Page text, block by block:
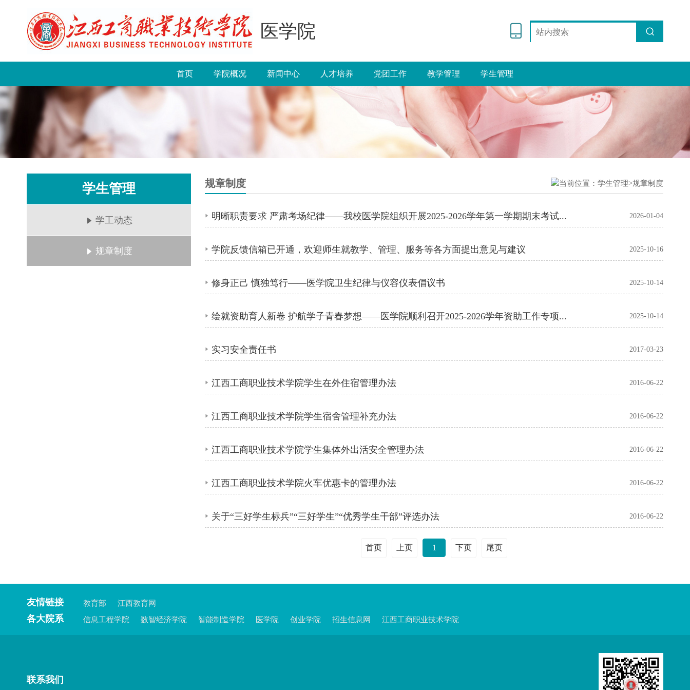
医学院
首页 学院概况 新闻中心 人才培养 党团工作 教学管理 学生管理
学生管理
学工动态
规章制度
规章制度 当前位置： 学生管理>规章制度
2026-01-04
学院反馈信箱已开通，欢迎师生就教学、管理、服务等各方面提出意见与建议 2025-10-16
修身正己 慎独笃行——医学院卫生纪律与仪容仪表倡议书 2025-10-14
2025-10-14
实习安全责任书 2017-03-23
江西工商职业技术学院学生在外住宿管理办法 2016-06-22
江西工商职业技术学院学生宿舍管理补充办法 2016-06-22
江西工商职业技术学院学生集体外出活安全管理办法 2016-06-22
江西工商职业技术学院火车优惠卡的管理办法 2016-06-22
关于“三好学生标兵”“三好学生”“优秀学生干部”评选办法 2016-06-22
首页 上页 1 下页 尾页
友情链接 教育部 江西教育网
各大院系 信息工程学院 数智经济学院 智能制造学院 医学院 创业学院 招生信息网 江西工商职业技术学院
联系我们